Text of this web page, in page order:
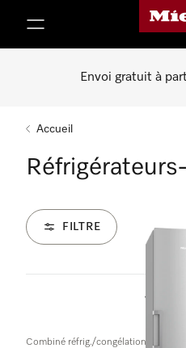
Page
Envoi gratuit à
Accueil
FILTRE
126
Combiné réfrig./congélation à pose